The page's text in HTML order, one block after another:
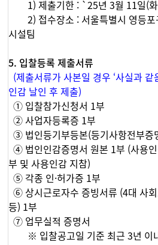
1) 제출기한 : `25년 3월 11일(화)
2) 접수장소 : 서울특별시 영등포
시설팀
5. 입찰등록 제출서류
(제출서류가 사본일 경우 ‘사실과 같
인감 날인 후 제출)
① 입찰참가신청서 1부
② 사업자등록증 1부
③ 법인등기부등본(등기사항전부증
④ 법인인감증명서 원본 1부 (사용인
부 및 사용인감 지참)
⑤ 각종 인·허가증 1부
⑥ 상시근로자수 증빙서류 (4대 사
등) 1부
⑦ 업무실적 증명서
※ 입찰공고일 기준 최근 3년 이내